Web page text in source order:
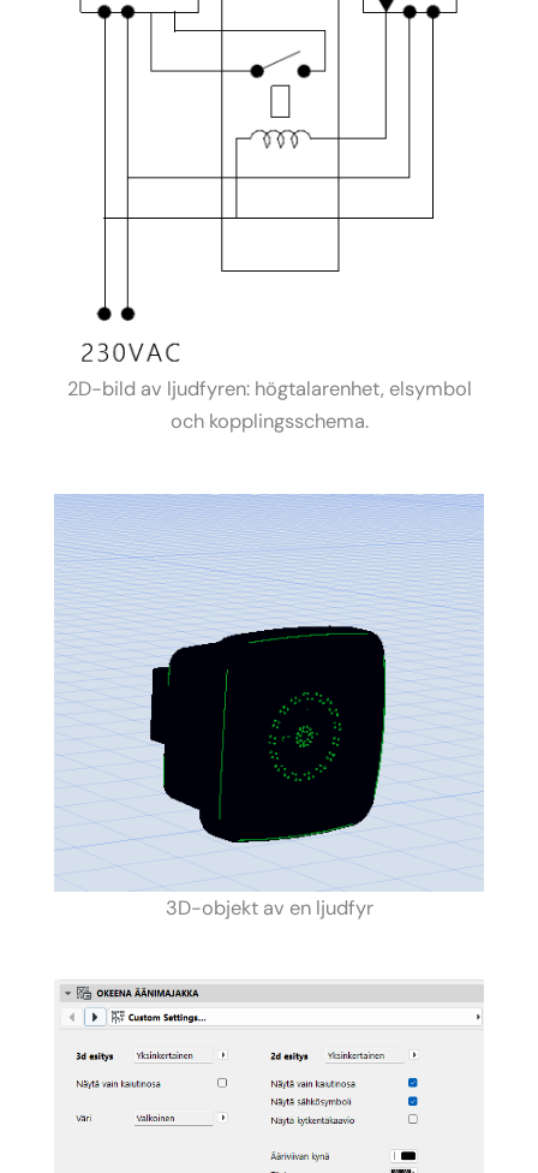
2D-bild av ljudfyren: högtalarenhet, elsymbol
och kopplingsschema.
3D-objekt av en ljudfyr